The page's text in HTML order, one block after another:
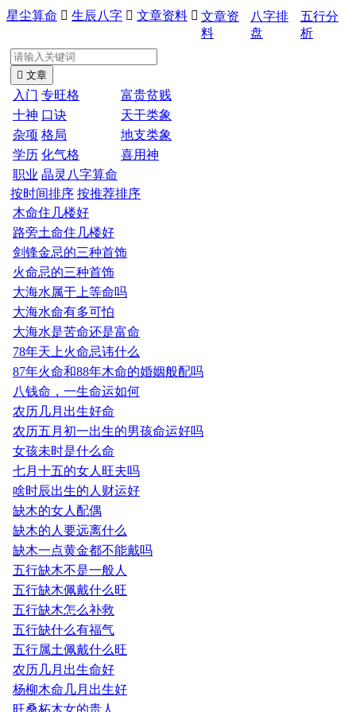
星尘算命  生辰八字  文章资料  文章资
料
八字排
盘
五行分
析
 文章
入门 专旺格
富贵贫贱
十神 口诀
天干类象
杂项 格局
地支类象
学历 化气格
喜用神
职业 晶灵八字算命
按时间排序 按推荐排序
木命住几楼好
路旁土命住几楼好
剑锋金忌的三种首饰
火命忌的三种首饰
大海水属于上等命吗
大海水命有多可怕
大海水是苦命还是富命
78年天上火命忌讳什么
87年火命和88年木命的婚姻般配吗
八钱命，一生命运如何
农历几月出生好命
农历五月初一出生的男孩命运好吗
女孩未时是什么命
七月十五的女人旺夫吗
啥时辰出生的人财运好
缺木的女人配偶
缺木的人要远离什么
缺木一点黄金都不能戴吗
五行缺木不是一般人
五行缺木佩戴什么旺
五行缺木怎么补救
五行缺什么有福气
五行属土佩戴什么旺
农历几月出生命好
杨柳木命几月出生好
旺桑柘木女的贵人